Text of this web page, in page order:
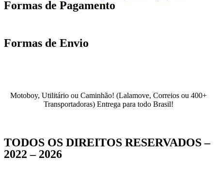
Formas de Pagamento
Formas de Envio
Motoboy, Utilitário ou Caminhão! (Lalamove, Correios ou 400+
Transportadoras) Entrega para todo Brasil!
TODOS OS DIREITOS RESERVADOS –
2022 – 2026